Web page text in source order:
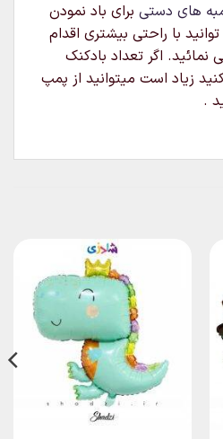
های دستی برای باد نمودن
با راحتی بیشتری اقدام
نمائید. اگر تعداد بادکنک
زیاد است میتوانید از پمپ
.